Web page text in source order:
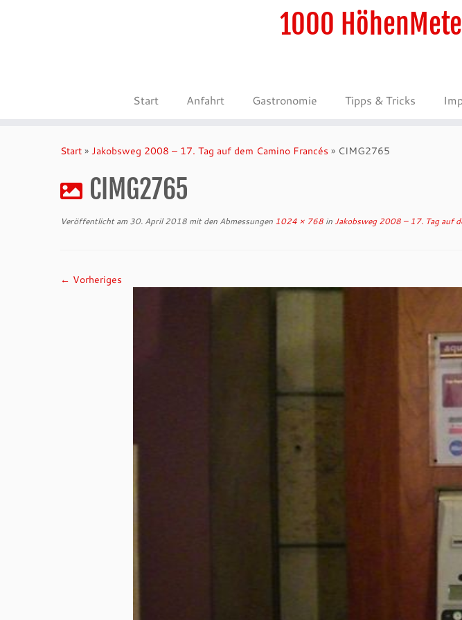
1000
Start Anfahrt Gastronomie Tipps & Tricks
Start » Jakobsweg 2008 – 17. Tag auf dem Camino Francés » CIMG2765
CIMG2765
Veröffentlicht am 30. April 2018 mit den Abmessungen 1024 × 768 inJakobsweg 2008 – 17. Tag auf
← Vorheriges